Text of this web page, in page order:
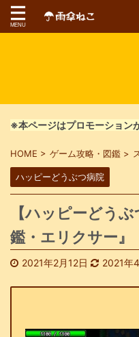
※本ページはプロモーション
HOME > ゲーム攻略・図鑑 >
ハッピーどうぶつ病院
【ハッピーどう
鑑・エリクサー』
2021年2月12日 2021年